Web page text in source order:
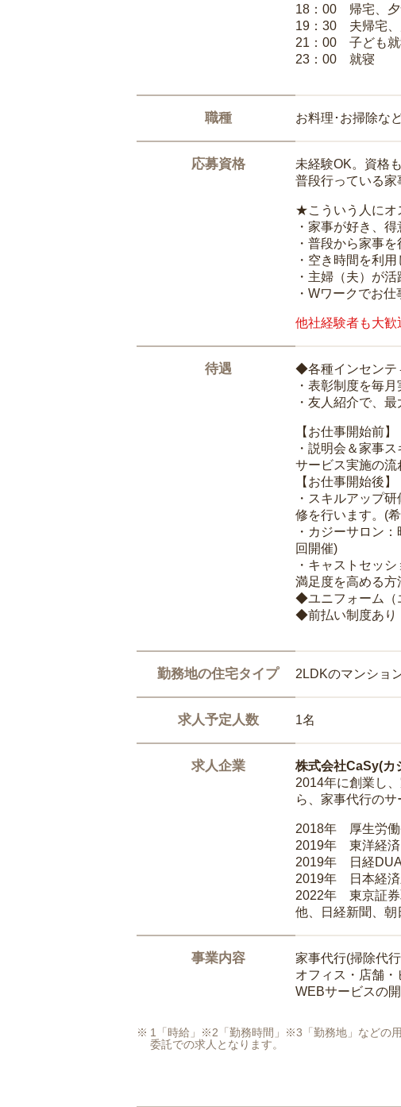
18：00 帰宅、夕
19：30 夫帰宅、
21：00 子ども就
23：00 就寝
職種 お料理･お掃除な
応募資格
未経験OK。資格
普段行っている家
★こういう人に
・家事が好き、得
・普段から家事
・空き時間を利
・主婦（夫）が
・Wワークでお仕
他社経験者も大歓
待遇
◆各種インセンテ
・表彰制度を毎
・友人紹介で、
【お仕事開始前】
・説明会＆家事
サービス実施の流
【お仕事開始後】
・スキルアップ
修を行います。(
・カジーサロン
回開催)
・キャストセッ
満足度を高める
◆ユニフォーム（
◆前払い制度あり
勤務地の住宅タイプ 2LDKのマンショ
求人予定人数 1名
求人企業
株式会社CaSy(カ
2014年に創業し
ら、家事代行のサ
2018年 厚生労働
2019年 東洋経済
2019年 日経
2019年 日本経済
2022年 東京証券
他、日経新聞、
事業内容
家事代行(掃除代
オフィス・店舗・
WEBサービスの
1「時給」※2「勤務時間」※3「勤務地」などの
委託での求人となります。